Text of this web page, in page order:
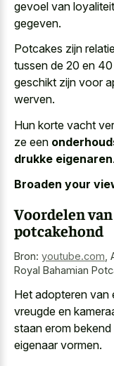
gevoel van
gegeven.
Potcakes zijn
tussen de 20 en
geschikt zijn voor
werven.
Hun korte vacht
ze een
drukke eigenaren.
Broaden your
Voordelen
potcakehond
Bron: youtube.com
Royal Bahamian
Het adopteren van
vreugde en
staan erom
eigenaar vormen.